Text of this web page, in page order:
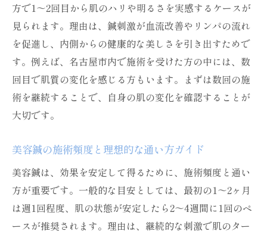
方で1～2回目から肌のハリや明るさを実感するケースが
見られます。理由は、鍼刺激が血流改善やリンパの流れ
を促進し、内側からの健康的な美しさを引き出すためで
す。例えば、名古屋市内で施術を受けた方の中には、数
回目で肌質の変化を感じる方もいます。まずは数回の施
術を継続することで、自身の肌の変化を確認することが
大切です。
美容鍼の施術頻度と理想的な通い方ガイド
美容鍼は、効果を安定して得るために、施術頻度と通い
方が重要です。一般的な目安としては、最初の1～2ヶ月
は週1回程度、肌の状態が安定したら2～4週間に1回のペ
ースが推奨されます。理由は、継続的な刺激で肌のター